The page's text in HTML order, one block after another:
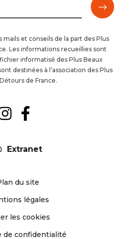
la
mails et conseils de la part des Plus
Les informations recueillies sont
informatisé des Plus Beaux
destinées à l’association des Plus
de France.
Suivez-
Instagram
Suivez-
Facebook
Extranet
du site
légales
les cookies
de confidentialité